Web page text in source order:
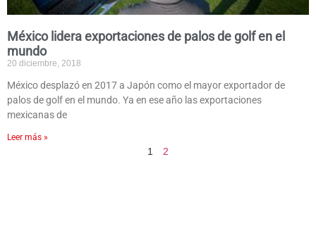
México lidera exportaciones de palos de golf en el
mundo
20 diciembre, 2018
México desplazó en 2017 a Japón como el mayor exportador de
palos de golf en el mundo. Ya en ese año las exportaciones
mexicanas de
Leer más »
1 2